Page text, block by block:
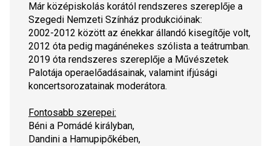
Már középiskolás korától rendszeres szereplője a
Szegedi Nemzeti Színház produkcióinak:
2002-2012 között az énekkar állandó kisegítője volt,
2012 óta pedig magánénekes szólista a teátrumban.
2019 óta rendszeres szereplője a Művészetek
Palotája operaelőadásainak, valamint ifjúsági
koncertsorozatainak moderátora.
Fontosabb szerepei:
Béni a Pomádé királyban,
Dandini a Hamupipőkében,